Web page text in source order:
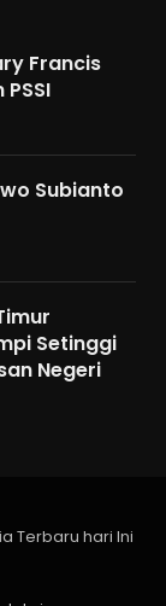
Francis
Subianto
Setinggi
Negeri
Terbaru hari Ini